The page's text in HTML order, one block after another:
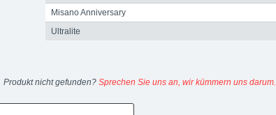
Misano Anniversary
Ultralite
Produkt nicht gefunden? Sprechen Sie uns an, wir kümmern uns darum.